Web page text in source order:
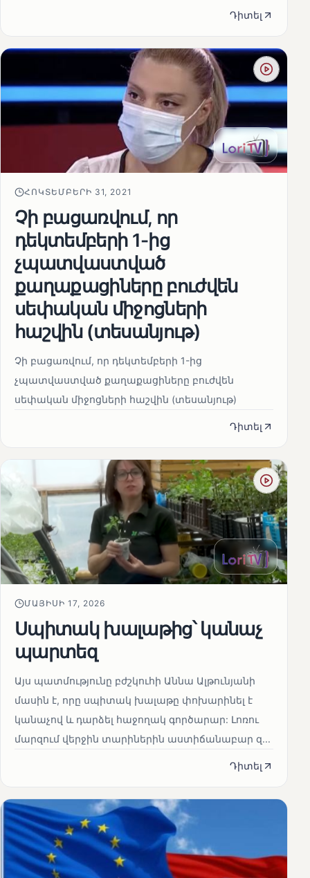
Դիտել
ՀՈԿՏԵՄԲԵՐԻ 31, 2021
Չի բացառվում, որ
դեկտեմբերի 1-ից
չպատվաստված
քաղաքացիները բուժվեն
սեփական միջոցների
հաշվին (տեսանյութ)
Չի բացառվում, որ դեկտեմբերի 1-ից
չպատվաստված քաղաքացիները բուժվեն
սեփական միջոցների հաշվին (տեսանյութ)
Դիտել
ՄԱՅԻՍԻ 17, 2026
Սպիտակ խալաթից՝ կանաչ
պարտեզ
Այս պատմությունը բժշկուհի Աննա Ալթունյանի
մասին է, որը սպիտակ խալաթը փոխարինել է
կանաչով և դարձել հաջողակ գործարար: Լոռու
մարզում վերջին տարիներին աստիճանաբար զ...
Դիտել